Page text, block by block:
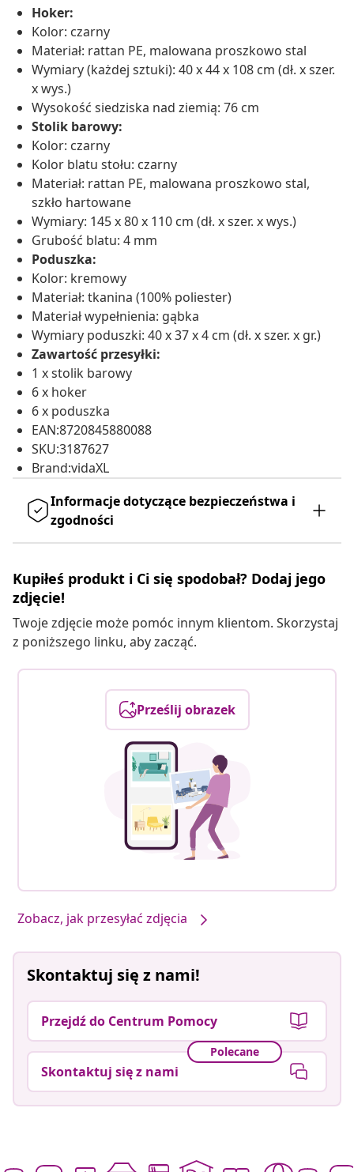
Hoker:
Kolor: czarny
Materiał: rattan PE, malowana proszkowo stal
Wymiary (każdej sztuki): 40 x 44 x 108 cm (dł. x szer.
x wys.)
Wysokość siedziska nad ziemią: 76 cm
Stolik barowy:
Kolor: czarny
Kolor blatu stołu: czarny
Materiał: rattan PE, malowana proszkowo stal,
szkło hartowane
Wymiary: 145 x 80 x 110 cm (dł. x szer. x wys.)
Grubość blatu: 4 mm
Poduszka:
Kolor: kremowy
Materiał: tkanina (100% poliester)
Materiał wypełnienia: gąbka
Wymiary poduszki: 40 x 37 x 4 cm (dł. x szer. x gr.)
Zawartość przesyłki:
1 x stolik barowy
6 x hoker
6 x poduszka
EAN:8720845880088
SKU:3187627
Brand:vidaXL
Informacje dotyczące bezpieczeństwa i
zgodności
Kupiłeś produkt i Ci się spodobał? Dodaj jego
zdjęcie!
Twoje zdjęcie może pomóc innym klientom. Skorzystaj
z poniższego linku, aby zacząć.
Prześlij obrazek
Zobacz, jak przesyłać zdjęcia
Skontaktuj się z nami!
Przejdź do Centrum Pomocy
Polecane
Skontaktuj się z nami